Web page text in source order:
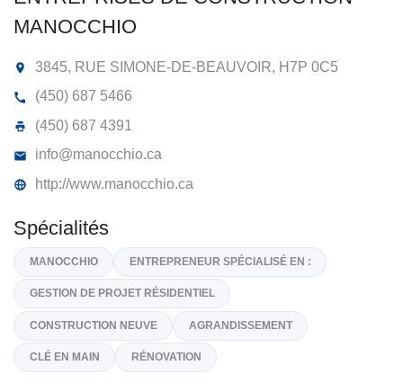
ENTREPRISES DE CONSTRUCTION
MANOCCHIO
(450) 687 4391
info@manocchio.ca
http://www.manocchio.ca